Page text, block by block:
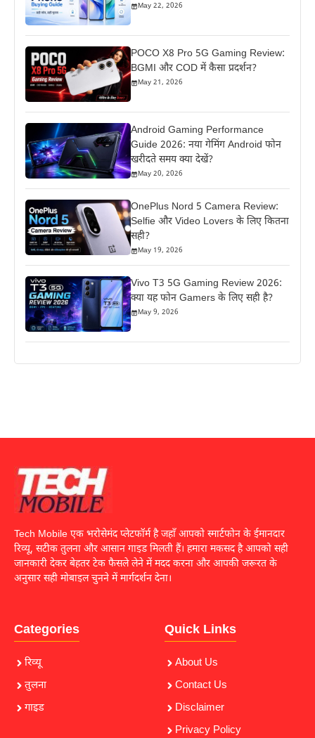
May 22, 2026
POCO X8 Pro 5G Gaming Review:
BGMI और COD में कैसा प्रदर्शन?
May 21, 2026
Android Gaming Performance
Guide 2026: नया गेमिंग Android फोन
खरीदते समय क्या देखें?
May 20, 2026
OnePlus Nord 5 Camera Review:
Selfie और Video Lovers के लिए कितना
सही?
May 19, 2026
Vivo T3 5G Gaming Review 2026:
क्या यह फोन Gamers के लिए सही है?
May 9, 2026
Tech Mobile एक भरोसेमंद प्लेटफॉर्म है जहाँ आपको स्मार्टफोन के ईमानदार
रिव्यू, सटीक तुलना और आसान गाइड मिलती हैं। हमारा मकसद है आपको सही
जानकारी देकर बेहतर टेक फैसले लेने में मदद करना और आपकी जरूरत के
अनुसार सही मोबाइल चुनने में मार्गदर्शन देना।
Categories
रिव्यू
तुलना
गाइड
Quick Links
About Us
Contact Us
Disclaimer
Privacy Policy